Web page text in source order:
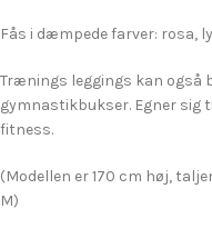
Fås i dæmpede farver: rosa,
Trænings leggings kan
gymnastikbukser. Egner sig
fitness.
(Modellen er 170 cm høj,
M)